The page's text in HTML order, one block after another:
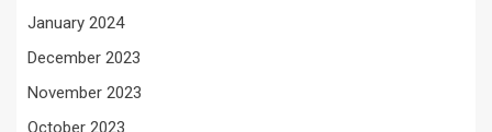
January 2024
December 2023
November 2023
October 2023